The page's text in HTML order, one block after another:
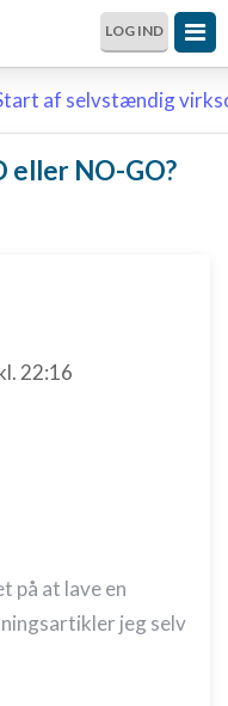
LOG IND
af selvstændig
eller NO-GO?
22:16
på at lave en
jeg selv